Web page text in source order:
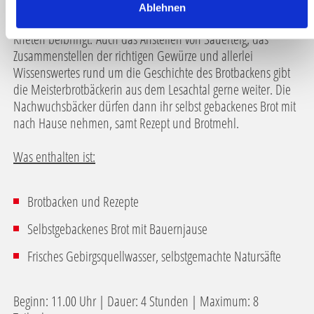
Ablehnen
nach uralten Rezepten Brot gebacken. Keine kann das besser
als Rosa Lanner, die den Hobbybrotbäckern auch das richtige
Kneten beibringt. Auch das Anstellen von Sauerteig, das
Zusammenstellen der richtigen Gewürze und allerlei
Wissenswertes rund um die Geschichte des Brotbackens gibt
die Meisterbrotbäckerin aus dem Lesachtal gerne weiter. Die
Nachwuchsbäcker dürfen dann ihr selbst gebackenes Brot mit
nach Hause nehmen, samt Rezept und Brotmehl.
Was enthalten ist:
Brotbacken und Rezepte
Selbstgebackenes Brot mit Bauernjause
Frisches Gebirgsquellwasser, selbstgemachte Natursäfte
Beginn: 11.00 Uhr | Dauer: 4 Stunden | Maximum: 8